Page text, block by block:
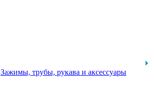
Зажимы, трубы, рукава и аксессуары